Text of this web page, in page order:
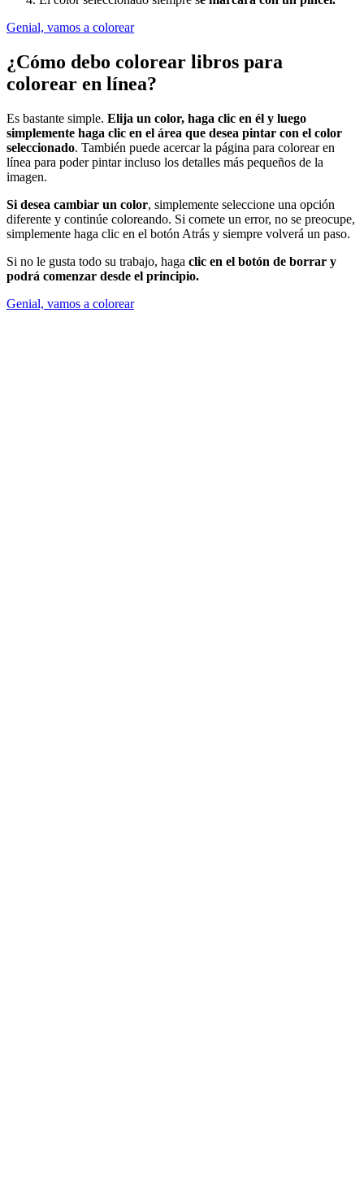
Genial, vamos a colorear
¿Cómo debo colorear libros para
colorear en línea?
Es bastante simple. Elija un color, haga clic en él y luego
simplemente haga clic en el área que desea pintar con el color
seleccionado. También puede acercar la página para colorear en
línea para poder pintar incluso los detalles más pequeños de la
imagen.
Si desea cambiar un color, simplemente seleccione una opción
diferente y continúe coloreando. Si comete un error, no se preocupe,
simplemente haga clic en el botón Atrás y siempre volverá un paso.
Si no le gusta todo su trabajo, haga clic en el botón de borrar y
podrá comenzar desde el principio.
Genial, vamos a colorear